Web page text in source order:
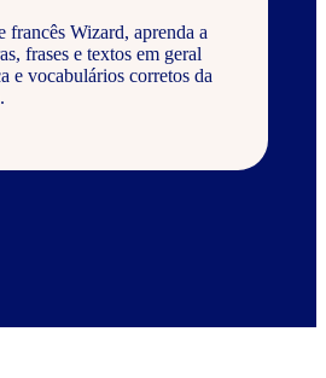
francês Wizard, aprenda a
frases e textos em geral
e vocabulários corretos da